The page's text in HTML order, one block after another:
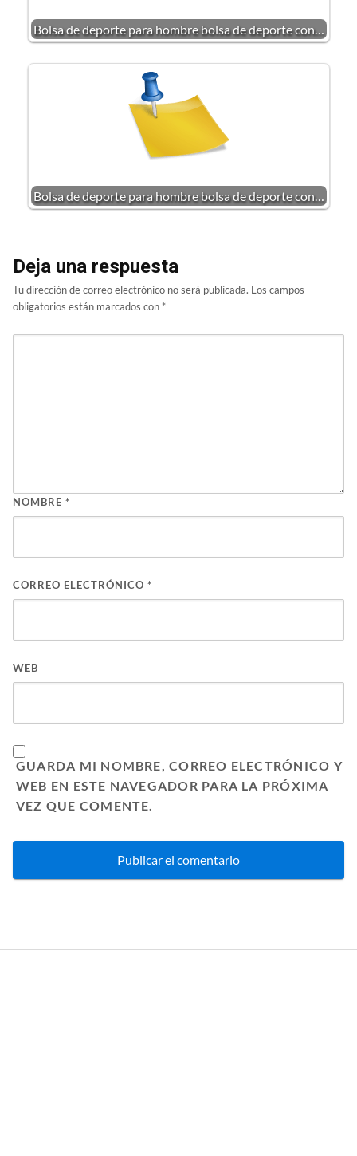
Bolsa de deporte para hombre bolsa de deporte con…
Bolsa de deporte para hombre bolsa de deporte con…
Deja una respuesta
Tu dirección de correo electrónico no será publicada. Los campos
obligatorios están marcados con *
NOMBRE *
CORREO ELECTRÓNICO *
WEB
GUARDA MI NOMBRE, CORREO ELECTRÓNICO Y
WEB EN ESTE NAVEGADOR PARA LA PRÓXIMA
VEZ QUE COMENTE.